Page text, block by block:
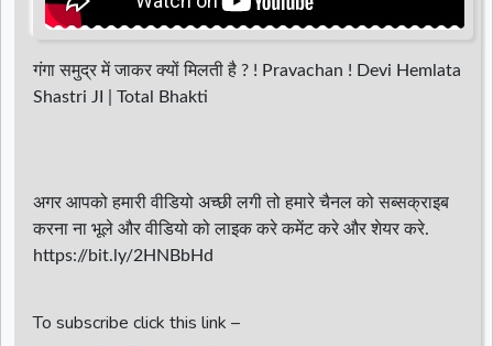
गंगा समुद्र में जाकर क्यों मिलती है ? ! Pravachan ! Devi Hemlata
Shastri JI | Total Bhakti
अगर आपको हमारी वीडियो अच्छी लगी तो हमारे चैनल को सब्सक्राइब
करना ना भूले और वीडियो को लाइक करे कमेंट करे और शेयर करे.
https://bit.ly/2HNBbHd
To subscribe click this link –